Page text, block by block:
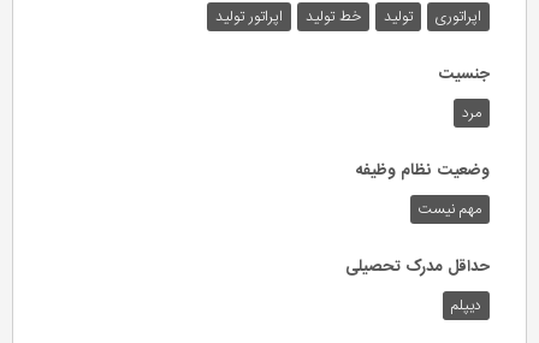
اپراتوری تولید خط تولید اپراتور تولید
جنسیت
مرد
وضعیت نظام وظیفه
مهم‌ نیست
حداقل مدرک تحصیلی
دیپلم